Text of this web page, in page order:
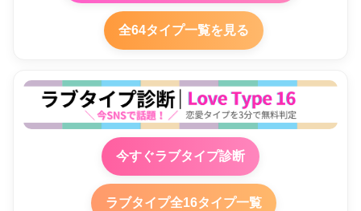
全64タイプ一覧を見る
今すぐラブタイプ診断
ラブタイプ全16タイプ一覧